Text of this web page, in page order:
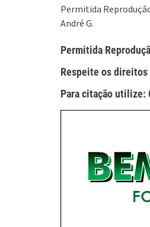
Permitida
André G.
Permitida
Respeite os direitos
Para citação utilize: